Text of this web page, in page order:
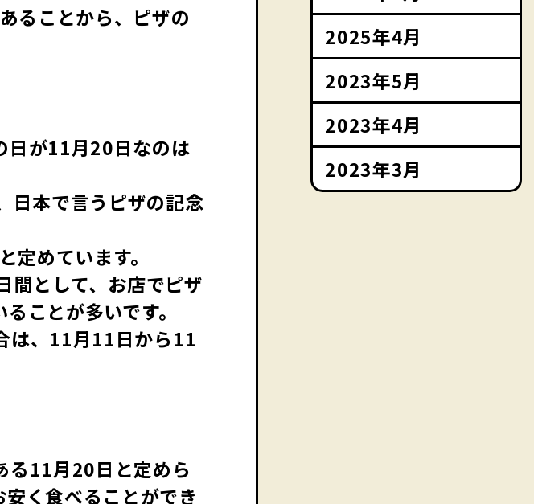
ることから、ピザの
日が11月20日なのは
日本で言うピザの記念
めています。
として、お店でピザ
ことが多いです。
は、11月11日から11
る11月20日と定めら
く食べることができ
2025年4月
2023年5月
2023年4月
2023年3月